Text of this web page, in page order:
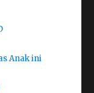
Anak ini